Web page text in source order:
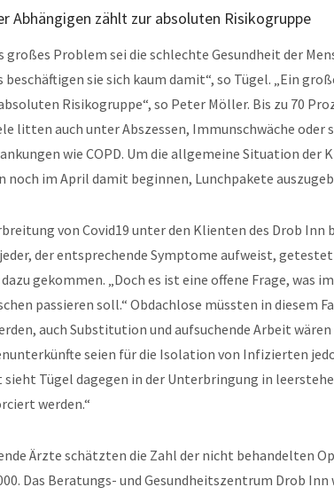
Abhängigen zählt zur absoluten Risikogruppe
großes Problem sei die schlechte Gesundheit der
beschäftigen sie sich kaum damit“, so Tügel. „Ein
Risikogruppe“, so Peter Möller. Bis zu 70
litten auch unter Abszessen, Immunschwäche oder
wie COPD. Um die allgemeine Situation der
noch im April damit beginnen, Lunchpakete
von Covid19 unter den Klienten des Drob
der entsprechende Symptome aufweist,
gekommen. „Doch es ist eine offene Frage, was
passieren soll.“ Obdachlose müssten in
auch Substitution und aufsuchende Arbeit
seien für die Isolation von Infizierten
Tügel dagegen in der Unterbringung in
werden.“
Ärzte schätzten die Zahl der nicht behandelten
Das Beratungs- und Gesundheitszentrum Drob Inn